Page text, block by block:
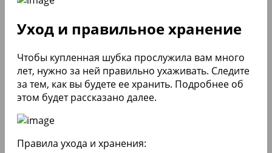
Уход и правильное хранение
Чтобы купленная шубка прослужила вам много
лет, нужно за ней правильно ухаживать. Следите
за тем, как вы будете ее хранить. Подробнее об
этом будет рассказано далее.
Правила ухода и хранения: